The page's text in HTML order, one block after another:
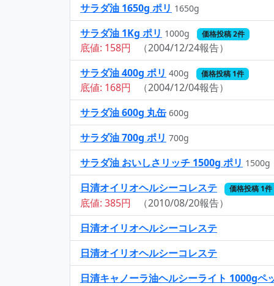
サラダ油 1650g ポリ 1650g
サラダ油 1Kg ポリ 1000g 価格投稿 2件
底値: 158円
（2004/12/24報告）
サラダ油 400g ポリ 400g 価格投稿 1件
底値: 168円
（2004/12/04報告）
サラダ油 600g 丸缶 600g
サラダ油 700g ポリ 700g
サラダ油 おいしさリッチ 1500g ポリ 1500g
日清オイリオヘルシーコレステ 価格投稿 1件
底値: 385円
（2010/08/20報告）
日清オイリオヘルシーコレステ
日清オイリオヘルシーコレステ
日清キャノーラ油ヘルシーライト 1000gペ